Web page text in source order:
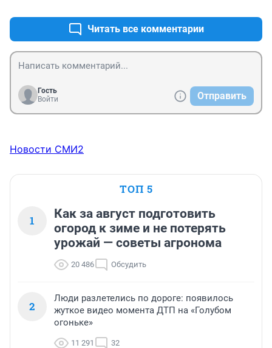
Читать все комментарии
Гость
Войти
Отправить
Новости СМИ2
ТОП 5
1
Как за август подготовить
огород к зиме и не потерять
урожай — советы агронома
20 486 Обсудить
2
Люди разлетелись по дороге: появилось
жуткое видео момента ДТП на «Голубом
огоньке»
11 291 32